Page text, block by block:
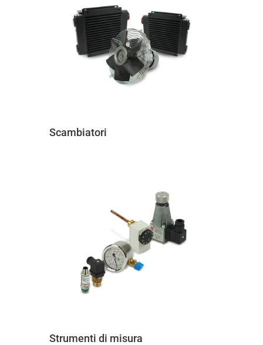
Scambiatori
Strumenti di misura